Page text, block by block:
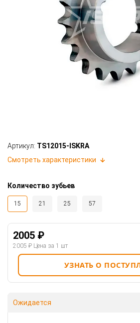
Артикул: TS12015-ISKRA
Смотреть характеристики
Количество зубьев
15 21 25 57
2005 ₽
2005 ₽ Цена за 1 шт
УЗНАТЬ О
Ожидается